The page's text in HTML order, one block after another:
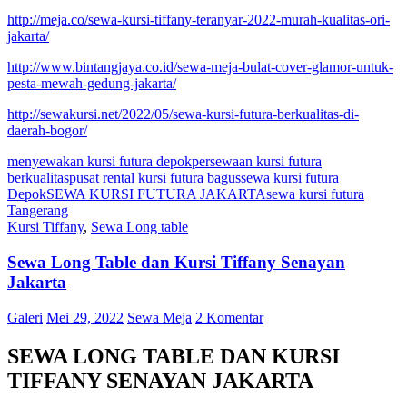
http://meja.co/sewa-kursi-tiffany-teranyar-2022-murah-kualitas-ori-
jakarta/
http://www.bintangjaya.co.id/sewa-meja-bulat-cover-glamor-untuk-
pesta-mewah-gedung-jakarta/
http://sewakursi.net/2022/05/sewa-kursi-futura-berkualitas-di-
daerah-bogor/
menyewakan kursi futura depokpersewaan kursi futura
berkualitaspusat rental kursi futura bagussewa kursi futura
DepokSEWA KURSI FUTURA JAKARTAsewa kursi futura
Tangerang
Kursi Tiffany, Sewa Long table
Sewa Long Table dan Kursi Tiffany Senayan
Jakarta
Galeri Mei 29, 2022 Sewa Meja 2 Komentar
SEWA LONG TABLE DAN KURSI
TIFFANY SENAYAN JAKARTA